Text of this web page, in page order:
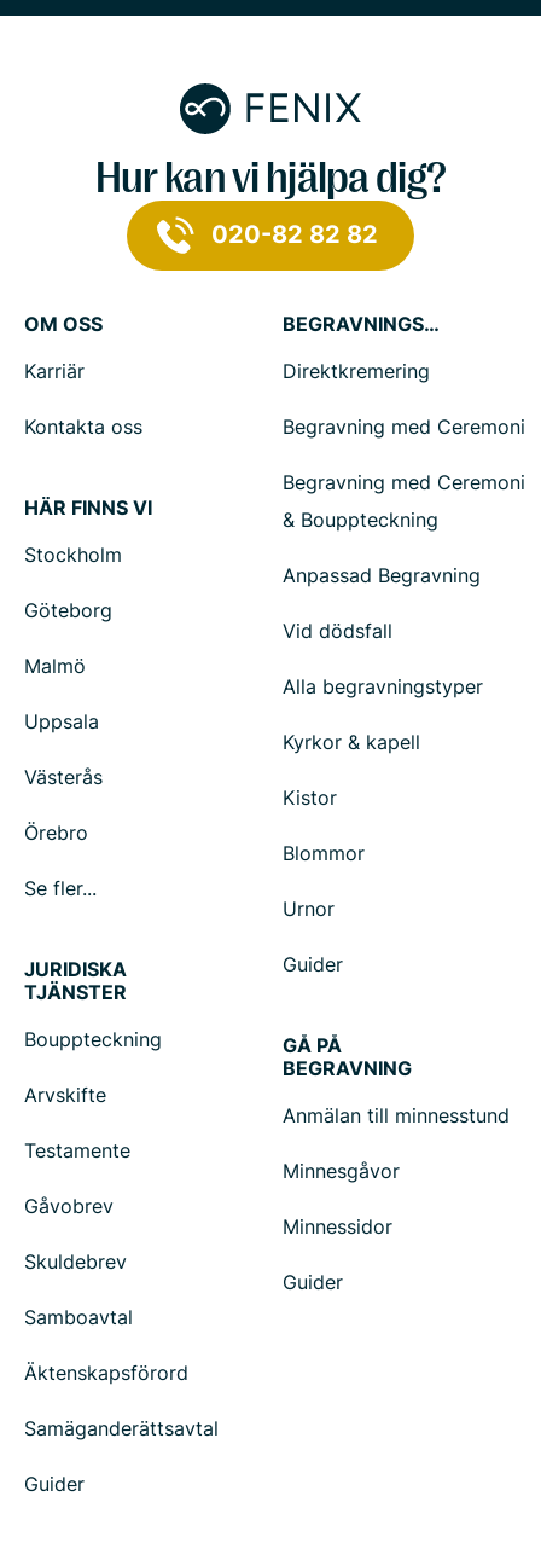
Hur kan vi hjälpa dig?
020-82 82 82
OM OSS
Karriär
Kontakta oss
HÄR FINNS VI
Stockholm
Göteborg
Malmö
Uppsala
Västerås
Örebro
Se fler...
BEGRAVNINGSTJÄNSTER
Direktkremering
Begravning med Ceremoni
Begravning med Ceremoni
& Bouppteckning
Anpassad Begravning
Vid dödsfall
Alla begravningstyper
Kyrkor & kapell
Kistor
Blommor
Urnor
Guider
JURIDISKA
TJÄNSTER
Bouppteckning
Arvskifte
Testamente
Gåvobrev
Skuldebrev
Samboavtal
Äktenskapsförord
Samäganderättsavtal
Guider
GÅ PÅ
BEGRAVNING
Anmälan till minnesstund
Minnesgåvor
Minnessidor
Guider